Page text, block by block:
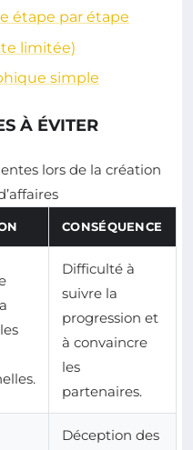
étape par étape
limitée)
simple
À ÉVITER
lors de la création
CONSÉQUENCE
Difficulté à
suivre la
progression et
à convaincre
les
partenaires.
Déception des